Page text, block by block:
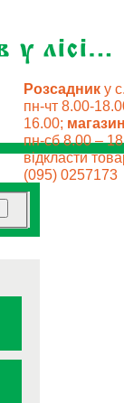
Розсадник у
пн-чт 8.00-
16.00;
пн-сб 8.00 –
відкласти
(095) 0257173